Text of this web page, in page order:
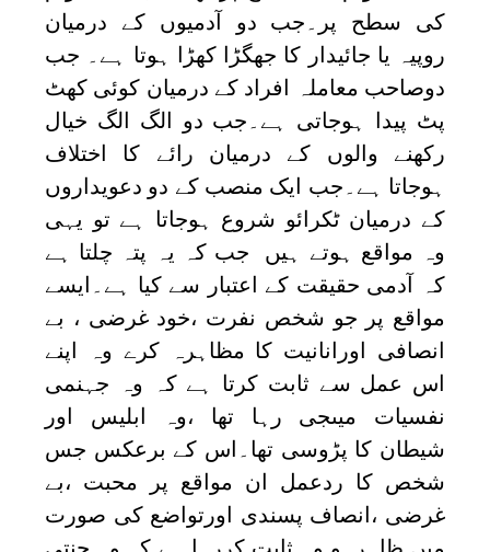
کی سطح پر۔جب دو آدمیوں کے درمیان
روپیہ یا جائیدار کا جھگڑا کھڑا ہوتا ہے۔ جب
دوصاحب معاملہ افراد کے درمیان کوئی کھٹ
پٹ پیدا ہوجاتی ہے۔جب دو الگ الگ خیال
رکھنے والوں کے درمیان رائے کا اختلاف
ہوجاتا ہے۔جب ایک منصب کے دو دعویداروں
کے درمیان ٹکرائو شروع ہوجاتا ہے تو یہی
وہ مواقع ہوتے ہیں جب کہ یہ پتہ چلتا ہے
کہ آدمی حقیقت کے اعتبار سے کیا ہے۔ایسے
مواقع پر جو شخص نفرت ،خود غرضی ، بے
انصافی اورانانیت کا مظاہرہ کرے وہ اپنے
اس عمل سے ثابت کرتا ہے کہ وہ جہنمی
نفسیات میںجی رہا تھا ،وہ ابلیس اور
شیطان کا پڑوسی تھا۔اس کے برعکس جس
شخص کا ردعمل ان مواقع پر محبت ،بے
غرضی ،انصاف پسندی اورتواضع کی صورت